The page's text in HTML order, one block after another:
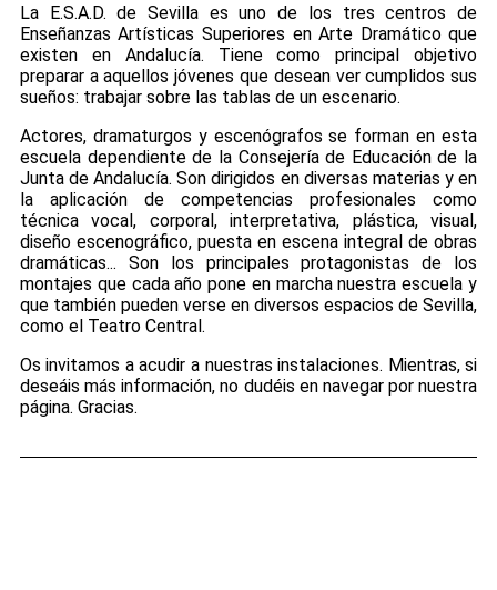
La E.S.A.D. de Sevilla es uno de los tres centros de
Enseñanzas Artísticas Superiores en Arte Dramático que
existen en Andalucía. Tiene como principal objetivo
preparar a aquellos jóvenes que desean ver cumplidos sus
sueños: trabajar sobre las tablas de un escenario.
Actores, dramaturgos y escenógrafos se forman en esta
escuela dependiente de la Consejería de Educación de la
Junta de Andalucía. Son dirigidos en diversas materias y en
la aplicación de competencias profesionales como
técnica vocal, corporal, interpretativa, plástica, visual,
diseño escenográfico, puesta en escena integral de obras
dramáticas... Son los principales protagonistas de los
montajes que cada año pone en marcha nuestra escuela y
que también pueden verse en diversos espacios de Sevilla,
como el Teatro Central.
Os invitamos a acudir a nuestras instalaciones. Mientras, si
deseáis más información, no dudéis en navegar por nuestra
página. Gracias.